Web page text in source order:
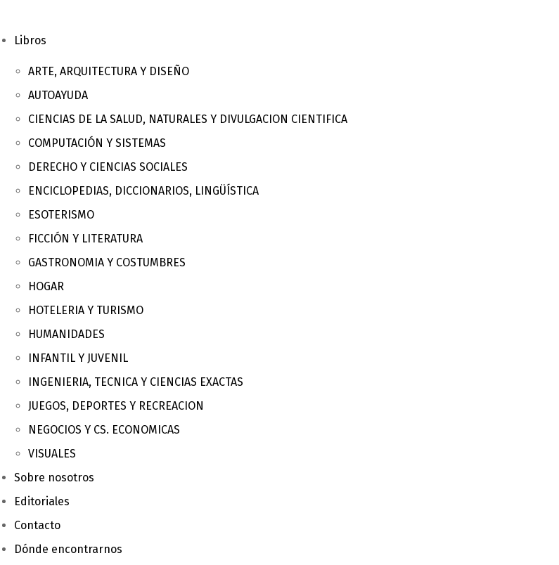
Libros
ARTE, ARQUITECTURA Y DISEÑO
AUTOAYUDA
CIENCIAS DE LA SALUD, NATURALES Y DIVULGACION CIENTIFICA
COMPUTACIÓN Y SISTEMAS
DERECHO Y CIENCIAS SOCIALES
ENCICLOPEDIAS, DICCIONARIOS, LINGÜÍSTICA
ESOTERISMO
FICCIÓN Y LITERATURA
GASTRONOMIA Y COSTUMBRES
HOGAR
HOTELERIA Y TURISMO
HUMANIDADES
INFANTIL Y JUVENIL
INGENIERIA, TECNICA Y CIENCIAS EXACTAS
JUEGOS, DEPORTES Y RECREACION
NEGOCIOS Y CS. ECONOMICAS
VISUALES
Sobre nosotros
Editoriales
Contacto
Dónde encontrarnos